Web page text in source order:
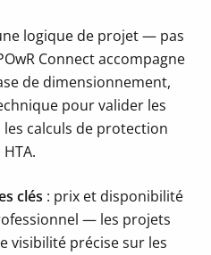
logique de projet — pas
Connect accompagne
de dimensionnement,
pour valider les
calculs de protection
clés : prix et disponibilité
— les projets
visibilité précise sur les